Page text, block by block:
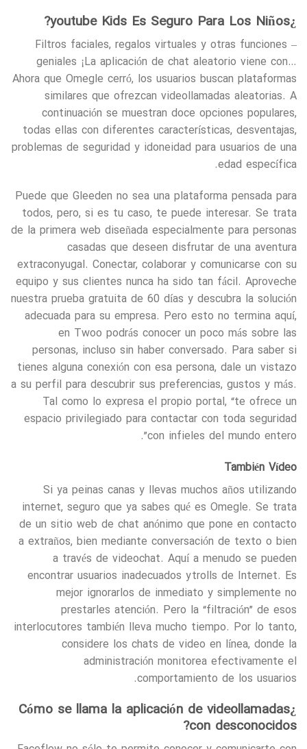
¿youtube Kids Es Seguro Para Los Niños?
– Filtros faciales, regalos virtuales y otras funciones
geniales ¡La aplicación de chat aleatorio viene con…
Ahora que Omegle cerró, los usuarios buscan plataformas
similares que ofrezcan videollamadas aleatorias. A
continuación se muestran doce opciones populares,
todas ellas con diferentes características, desventajas,
problemas de seguridad y idoneidad para usuarios de una
edad específica.
Puede que Gleeden no sea una plataforma pensada para
todos, pero, si es tu caso, te puede interesar. Se trata
de la primera web diseñada especialmente para personas
casadas que deseen disfrutar de una aventura
extraconyugal. Conectar, colaborar y comunicarse con su
equipo y sus clientes nunca ha sido tan fácil. Aproveche
nuestra prueba gratuita de 60 días y descubra la solución
adecuada para su empresa. Pero esto no termina aquí,
en Twoo podrás conocer un poco más sobre las
personas, incluso sin haber conversado. Para saber si
tienes alguna conexión con esa persona, dale un vistazo
a su perfil para descubrir sus preferencias, gustos y más.
Tal como lo expresa el propio portal, “te ofrece un
espacio privilegiado para contactar con toda seguridad
con infieles del mundo entero”.
También Vídeo
Si ya peinas canas y llevas muchos años utilizando
internet, seguro que ya sabes qué es Omegle. Se trata
de un sitio web de chat anónimo que pone en contacto
a extraños, bien mediante conversación de texto o bien
a través de videochat. Aquí a menudo se pueden
encontrar usuarios inadecuados y trolls de Internet. Es
mejor ignorarlos de inmediato y simplemente no
prestarles atención. Pero la “filtración” de esos
interlocutores también lleva mucho tiempo. Por lo tanto,
considere los chats de video en línea, donde la
administración monitorea efectivamente el
comportamiento de los usuarios.
¿Cómo se llama la aplicación de videollamadas
con desconocidos?